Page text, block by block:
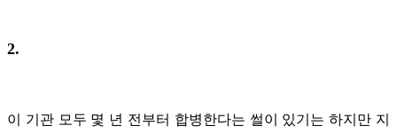
2.
이 기관 모두 몇 년 전부터 합병한다는 썰이 있기는 하지만 지